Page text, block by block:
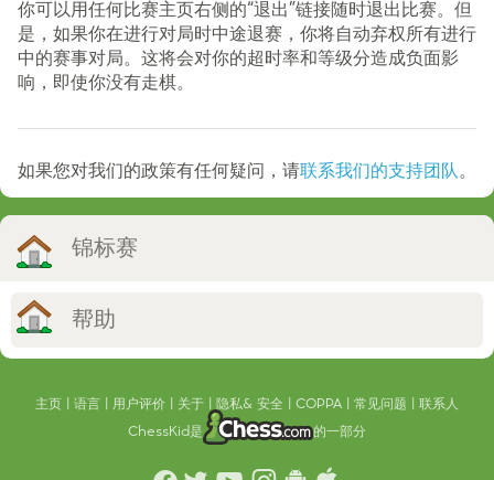
你可以用任何比赛主页右侧的“退出”链接随时退出比赛。但
是，如果你在进行对局时中途退赛，你将自动弃权所有进行
中的赛事对局。这将会对你的超时率和等级分造成负面影
响，即使你没有走棋。
如果您对我们的政策有任何疑问，请联系我们的支持团队 。
锦标赛
帮助
主页 语言 用户评价 关于 隐私& 安全 COPPA 常见问题 联系人
ChessKid是 的一部分